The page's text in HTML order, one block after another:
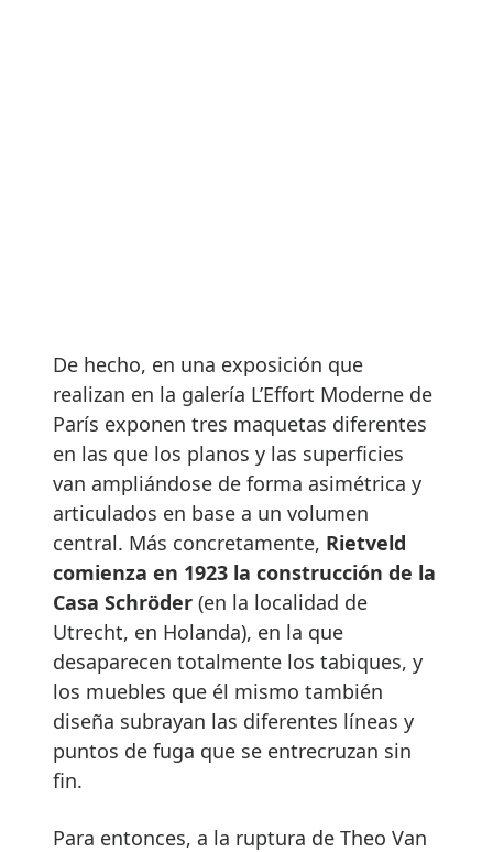
De hecho, en una exposición que
realizan en la galería L’Effort Moderne de
París exponen tres maquetas diferentes
en las que los planos y las superficies
van ampliándose de forma asimétrica y
articulados en base a un volumen
central. Más concretamente, Rietveld
comienza en 1923 la construcción de la
Casa Schröder (en la localidad de
Utrecht, en Holanda), en la que
desaparecen totalmente los tabiques, y
los muebles que él mismo también
diseña subrayan las diferentes líneas y
puntos de fuga que se entrecruzan sin
fin.
Para entonces, a la ruptura de Theo Van